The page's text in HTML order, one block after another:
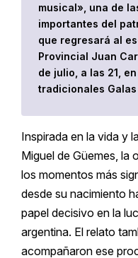
musical», una de
importantes del
que regresará al
Provincial Juan
de julio, a las 21,
tradicionales
Inspirada en la vida y
Miguel de Güemes, la
los momentos más
desde su nacimiento
papel decisivo en la
argentina. El relato
acompañaron ese